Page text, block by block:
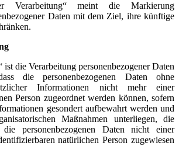
Verarbeitung“ meint die Markierung
Daten mit dem Ziel, ihre künftige
ist die Verarbeitung personenbezogener Daten
die personenbezogenen Daten ohne
Informationen nicht mehr einer
Person zugeordnet werden können, sofern
gesondert aufbewahrt werden und
Maßnahmen unterliegen, die
die personenbezogenen Daten nicht einer
natürlichen Person zugewiesen